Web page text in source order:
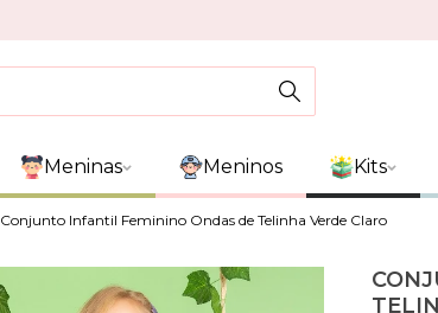
Meninas Meninos Kits
Conjunto Infantil Feminino Ondas de Telinha Verde Claro